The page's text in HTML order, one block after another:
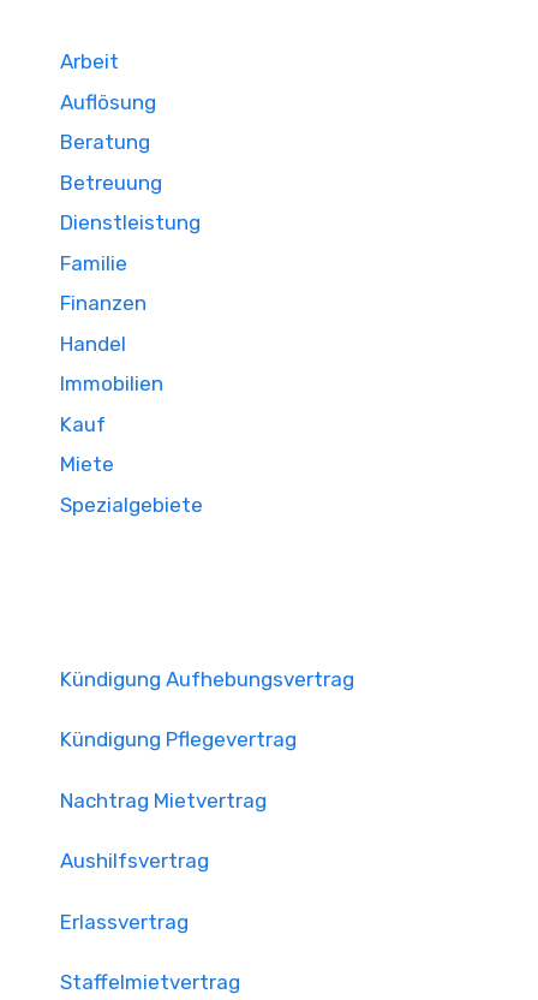
Arbeit
Auflösung
Beratung
Betreuung
Dienstleistung
Familie
Finanzen
Handel
Immobilien
Kauf
Miete
Spezialgebiete
Kündigung Aufhebungsvertrag
Kündigung Pflegevertrag
Nachtrag Mietvertrag
Aushilfsvertrag
Erlassvertrag
Staffelmietvertrag